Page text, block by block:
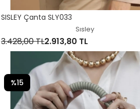
SISLEY Çanta SLY033
Sısley
3.428,00 TL2.913,80 TL
%15